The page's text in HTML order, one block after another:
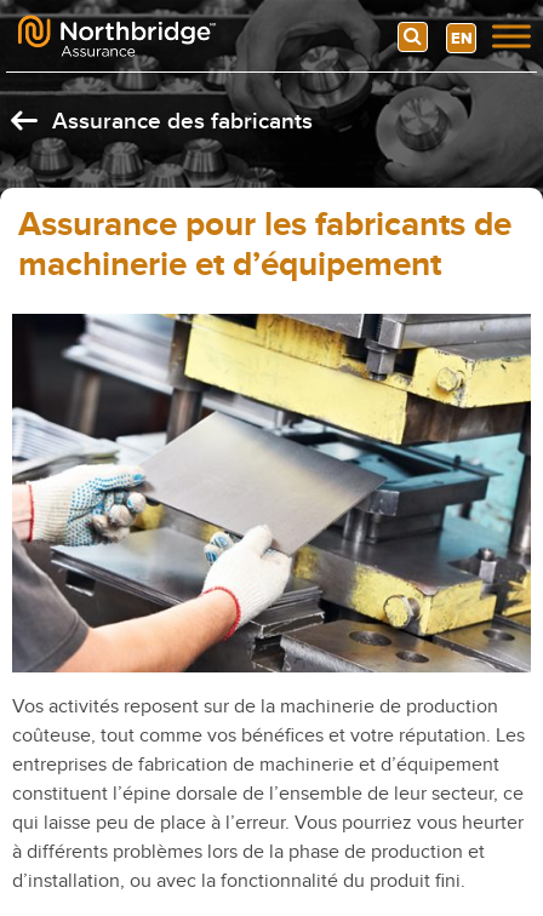
Skip to content
Search EN
Assurance des fabricants
Assurance pour les fabricants de
machinerie et d’équipement
Vos activités reposent sur de la machinerie de production
coûteuse, tout comme vos bénéfices et votre réputation. Les
entreprises de fabrication de machinerie et d’équipement
constituent l’épine dorsale de l’ensemble de leur secteur, ce
qui laisse peu de place à l’erreur. Vous pourriez vous heurter
à différents problèmes lors de la phase de production et
d’installation, ou avec la fonctionnalité du produit fini.